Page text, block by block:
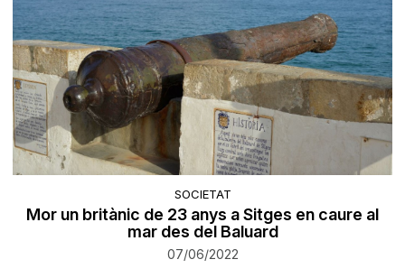
SOCIETAT
Mor un britànic de 23 anys a Sitges en caure al
mar des del Baluard
07/06/2022